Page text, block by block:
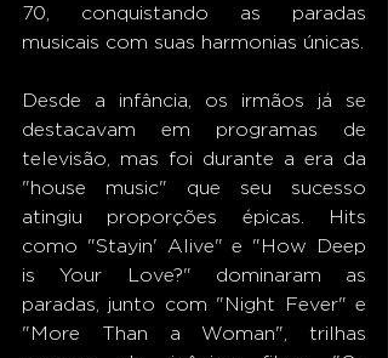
70, conquistando as paradas
musicais com suas harmonias únicas.
Desde a infância, os irmãos já se
destacavam em programas de
televisão, mas foi durante a era da
"house music" que seu sucesso
atingiu proporções épicas. Hits
como "Stayin' Alive" e "How Deep
is Your Love?" dominaram as
paradas, junto com "Night Fever" e
"More Than a Woman", trilhas